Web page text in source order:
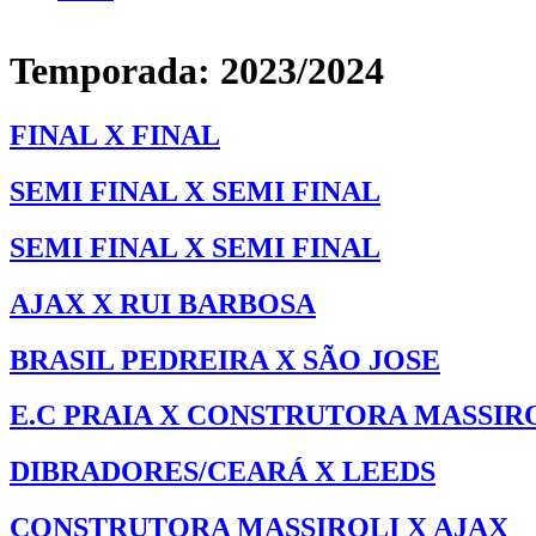
Temporada: 2023/2024
FINAL X FINAL
SEMI FINAL X SEMI FINAL
SEMI FINAL X SEMI FINAL
AJAX X RUI BARBOSA
BRASIL PEDREIRA X SÃO JOSE
E.C PRAIA X CONSTRUTORA
DIBRADORES/CEARÁ X LEEDS
CONSTRUTORA MASSIROLI X AJAX